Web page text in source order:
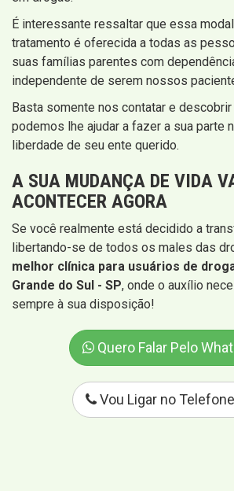
É interessante ressaltar que essa
tratamento é oferecida a todas as
suas famílias parentes com
independente de serem nossos
Basta somente nos contatar e
podemos lhe ajudar a fazer a sua parte
liberdade de seu ente querido.
A SUA MUDANÇA DE VIDA
ACONTECER AGORA
Se você realmente está decidido a
libertando-se de todos os males das
melhor clínica para usuários de
Grande do Sul - SP, onde o auxílio
sempre à sua disposição!
Quero Falar Pelo
Vou Ligar no